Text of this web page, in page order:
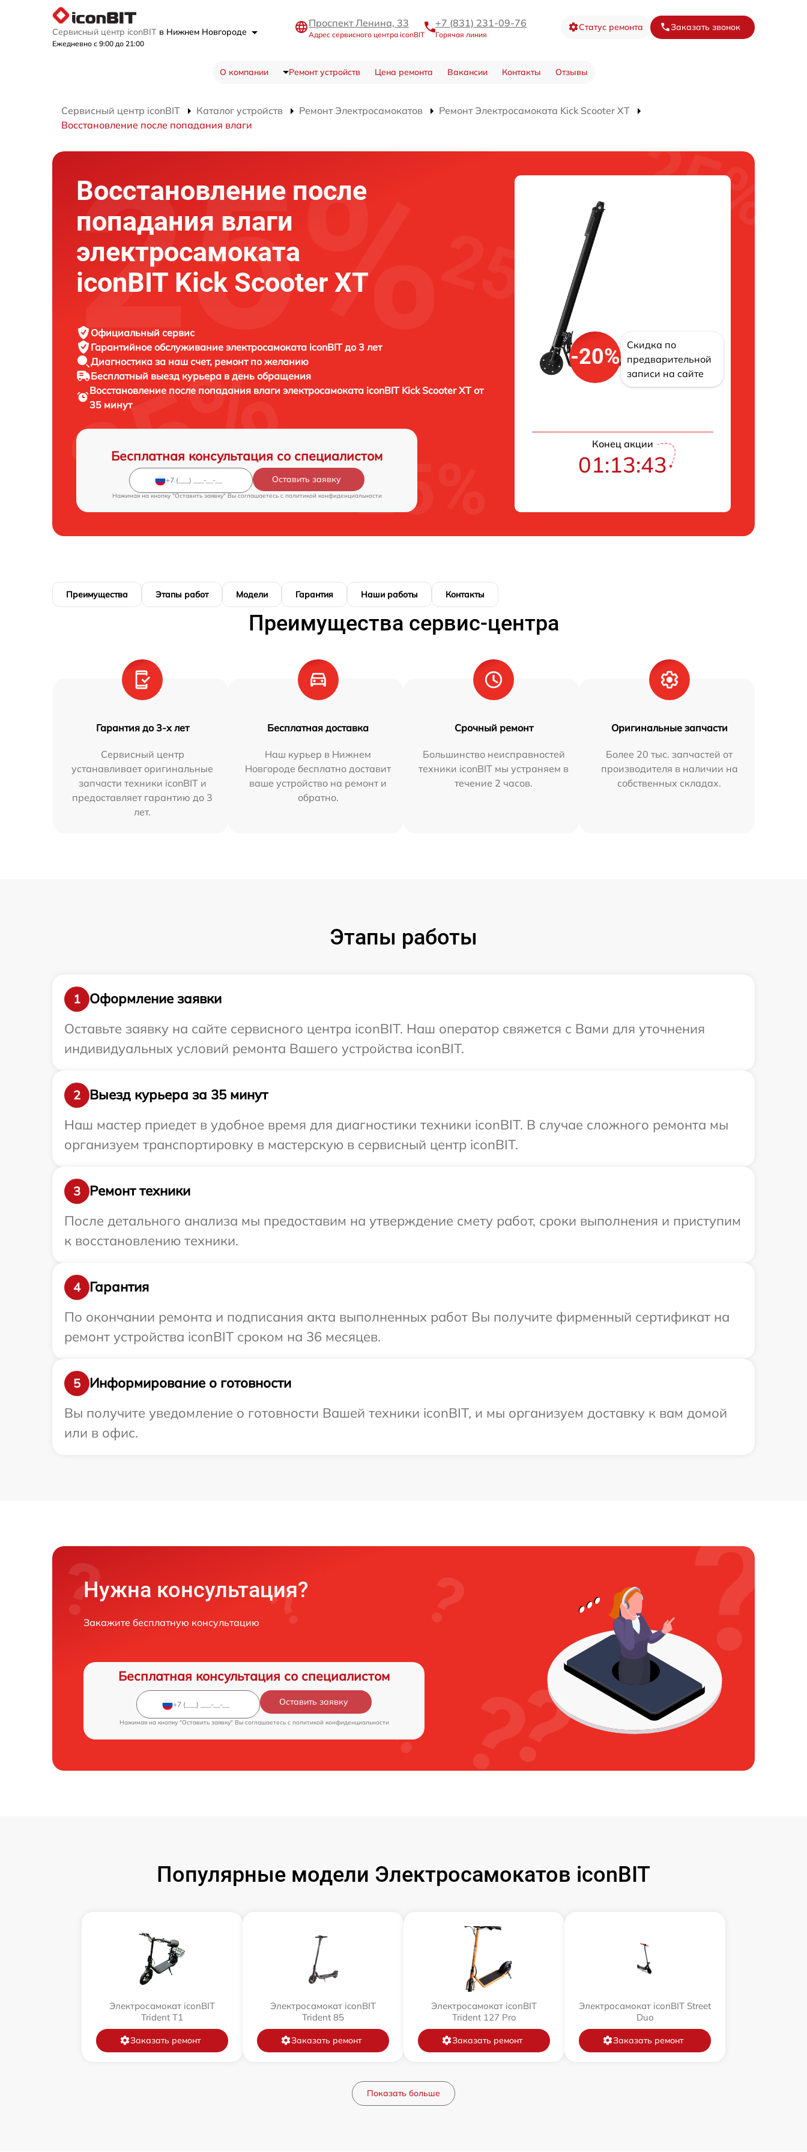
Сервисный центр iconBIT в Нижнем Новгороде
Ежедневно с 9:00 до 21:00
Проспект Ленина, 33
Адрес сервисного центра iconBIT
+7 (831) 231-09-76
Горячая линия
Статус ремонта Заказать звонок
О компании Ремонт устройств Цена ремонта Вакансии Контакты Отзывы
Сервисный центр iconBIT Каталог устройств Ремонт Электросамокатов
Ремонт Электросамоката Kick Scooter XT
Восстановление после попадания влаги
Восстановление после
попадания влаги
электросамоката
iconBIT Kick Scooter XT
Официальный сервис
Гарантийное обслуживание электросамоката iconBIT до 3 лет
Диагностика за наш счет, ремонт по желанию
Бесплатный выезд курьера в день обращения
Восстановление после попадания влаги электросамоката iconBIT Kick Scooter XT от
35 минут
Бесплатная консультация со специалистом
Оставить заявку
Нажимая на кнопку "Оставить заявку" Вы соглашаетесь c политикой конфиденциальности
-20%
Скидка по
предварительной
записи на сайте
Конец акции
01:13:42
Преимущества Этапы работ Модели Гарантия Наши работы Контакты
Преимущества сервис-центра
Гарантия до 3-х лет
Сервисный центр
устанавливает оригинальные
запчасти техники iconBIT и
предоставляет гарантию до 3
лет.
Бесплатная доставка
Наш курьер в Нижнем
Новгороде бесплатно доставит
ваше устройство на ремонт и
обратно.
Срочный ремонт
Большинство неисправностей
техники iconBIT мы устраняем в
течение 2 часов.
Оригинальные запчасти
Более 20 тыс. запчастей от
производителя в наличии на
собственных складах.
Этапы работы
1
Оформление заявки
Оставьте заявку на сайте сервисного центра iconBIT. Наш оператор свяжется с Вами для уточнения
индивидуальных условий ремонта Вашего устройства iconBIT.
2
Выезд курьера за 35 минут
Наш мастер приедет в удобное время для диагностики техники iconBIT. В случае сложного ремонта мы
организуем транспортировку в мастерскую в сервисный центр iconBIT.
3
Ремонт техники
После детального анализа мы предоставим на утверждение смету работ, сроки выполнения и приступим
к восстановлению техники.
4
Гарантия
По окончании ремонта и подписания акта выполненных работ Вы получите фирменный сертификат на
ремонт устройства iconBIT сроком на 36 месяцев.
5
Информирование о готовности
Вы получите уведомление о готовности Вашей техники iconBIT, и мы организуем доставку к вам домой
или в офис.
Нужна консультация?
Закажите бесплатную консультацию
Бесплатная консультация со специалистом
Оставить заявку
Нажимая на кнопку "Оставить заявку" Вы соглашаетесь c политикой конфиденциальности
Популярные модели Электросамокатов iconBIT
Электросамокат iconBIT
Trident T1
Заказать ремонт
Электросамокат iconBIT
Trident 85
Заказать ремонт
Электросамокат iconBIT
Trident 127 Pro
Заказать ремонт
Электросамокат iconBIT Street
Duo
Заказать ремонт
Показать больше